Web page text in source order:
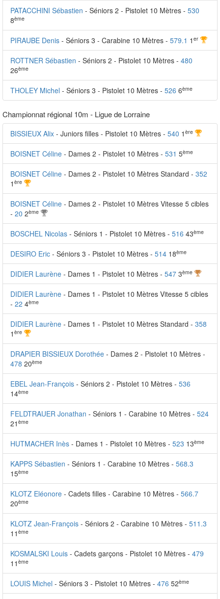
PATACCHINI Sébastien - Séniors 2 - Pistolet 10 Mètres - 530
8ème
PIRAUBE Denis - Séniors 3 - Carabine 10 Mètres - 579.1 1 er
ROTTNER Sébastien - Séniors 2 - Pistolet 10 Mètres - 480
26ème
THOLEY Michel - Séniors 3 - Pistolet 10 Mètres - 526 6ème
Championnat régional 10m - Ligue de Lorraine
BISSIEUX Alix - Juniors filles - Pistolet 10 Mètres - 540 1 ère
BOISNET Céline - Dames 2 - Pistolet 10 Mètres - 531 5ème
BOISNET Céline - Dames 2 - Pistolet 10 Mètres Standard - 352
1 ère
BOISNET Céline - Dames 2 - Pistolet 10 Mètres Vitesse 5 cibles
- 20 2ème
BOSCHEL Nicolas - Séniors 1 - Pistolet 10 Mètres - 516 43ème
DESIRO Eric - Séniors 3 - Pistolet 10 Mètres - 514 18ème
DIDIER Laurène - Dames 1 - Pistolet 10 Mètres - 547 3ème
DIDIER Laurène - Dames 1 - Pistolet 10 Mètres Vitesse 5 cibles
- 22 4ème
DIDIER Laurène - Dames 1 - Pistolet 10 Mètres Standard - 358
1 ère
DRAPIER BISSIEUX Dorothée - Dames 2 - Pistolet 10 Mètres -
478 20ème
EBEL Jean-François - Séniors 2 - Pistolet 10 Mètres - 536
14ème
FELDTRAUER Jonathan - Séniors 1 - Carabine 10 Mètres - 524
21 ème
HUTMACHER Inès - Dames 1 - Pistolet 10 Mètres - 523 13ème
KAPPS Sébastien - Séniors 1 - Carabine 10 Mètres - 568.3
15ème
KLOTZ Eléonore - Cadets filles - Carabine 10 Mètres - 566.7
20ème
KLOTZ Jean-François - Séniors 2 - Carabine 10 Mètres - 511.3
11 ème
KOSMALSKI Louis - Cadets garçons - Pistolet 10 Mètres - 479
11 ème
LOUIS Michel - Séniors 3 - Pistolet 10 Mètres - 476 52ème